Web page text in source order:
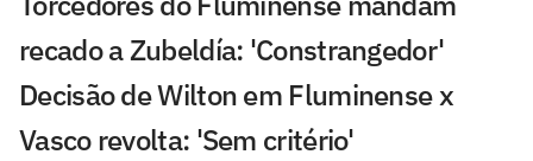
recado a Zubeldía: 'Constrangedor'
Decisão de Wilton em Fluminense x
Vasco revolta: 'Sem critério'